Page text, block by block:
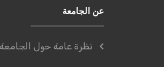
عن الجامعة
نظرة عامة حول الجامعة